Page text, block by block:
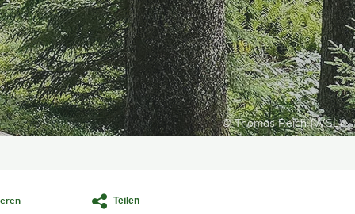
© Thomas Reich (WSL)
Teilen